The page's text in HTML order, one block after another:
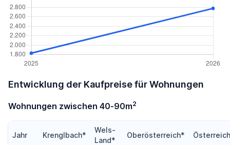
Entwicklung der Kaufpreise für Wohnungen
Wohnungen zwischen 40-90m2
Jahr Krenglbach*
Wels-
Land*
Oberösterreich*